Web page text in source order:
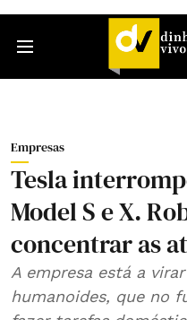
Empresas
Tesla
Model S e X.
concentrar as
A empresa está a
humanoides, que no